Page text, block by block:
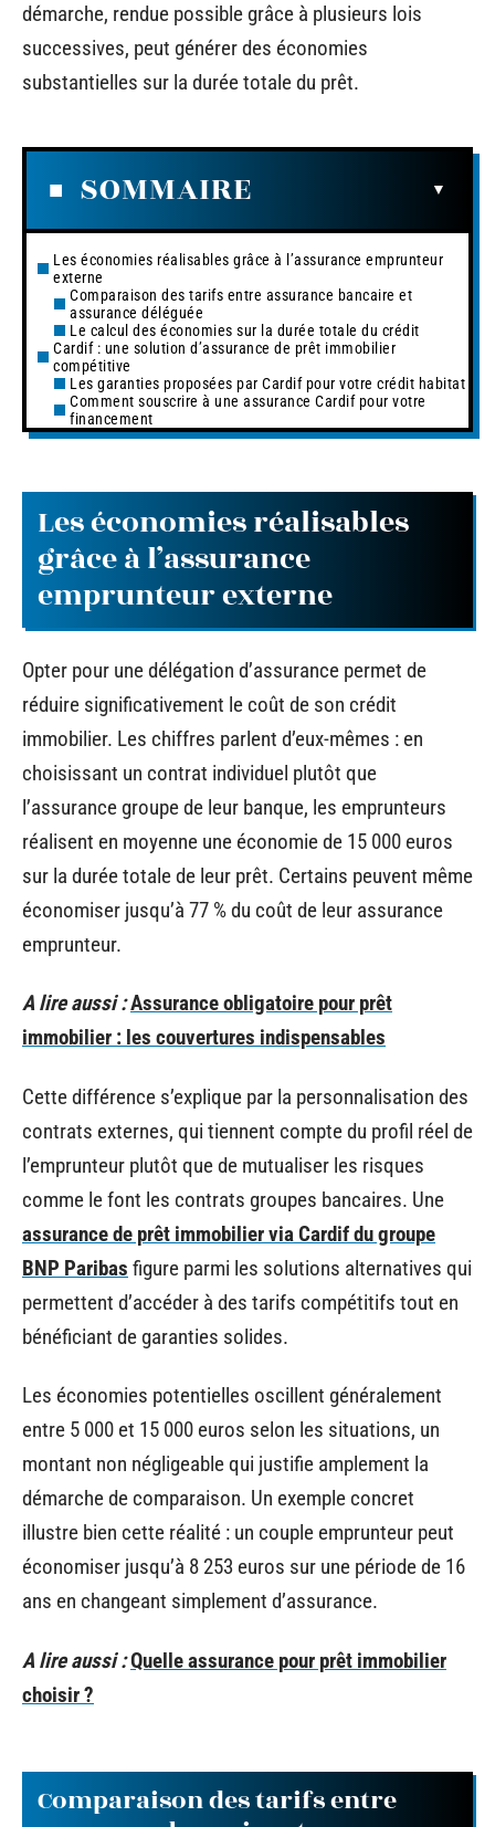
démarche, rendue possible grâce à plusieurs lois
successives, peut générer des économies
substantielles sur la durée totale du prêt.
SOMMAIRE
Les économies réalisables grâce à l’assurance emprunteur
externe
Comparaison des tarifs entre assurance bancaire et
assurance déléguée
Le calcul des économies sur la durée totale du crédit
Cardif : une solution d’assurance de prêt immobilier
compétitive
Les garanties proposées par Cardif pour votre crédit habitat
Comment souscrire à une assurance Cardif pour votre
financement
Les économies réalisables
grâce à l’assurance
emprunteur externe
Opter pour une délégation d’assurance permet de
réduire significativement le coût de son crédit
immobilier. Les chiffres parlent d’eux-mêmes : en
choisissant un contrat individuel plutôt que
l’assurance groupe de leur banque, les emprunteurs
réalisent en moyenne une économie de 15 000 euros
sur la durée totale de leur prêt. Certains peuvent même
économiser jusqu’à 77 % du coût de leur assurance
emprunteur.
A lire aussi :Assurance obligatoire pour prêt
immobilier : les couvertures indispensables
Cette différence s’explique par la personnalisation des
contrats externes, qui tiennent compte du profil réel de
l’emprunteur plutôt que de mutualiser les risques
comme le font les contrats groupes bancaires. Une
assurance de prêt immobilier via Cardif du groupe
BNP Paribas figure parmi les solutions alternatives qui
permettent d’accéder à des tarifs compétitifs tout en
bénéficiant de garanties solides.
Les économies potentielles oscillent généralement
entre 5 000 et 15 000 euros selon les situations, un
montant non négligeable qui justifie amplement la
démarche de comparaison. Un exemple concret
illustre bien cette réalité : un couple emprunteur peut
économiser jusqu’à 8 253 euros sur une période de 16
ans en changeant simplement d’assurance.
A lire aussi :Quelle assurance pour prêt immobilier
choisir ?
Comparaison des tarifs entre